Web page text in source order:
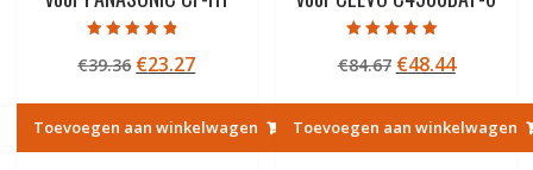
4.50
uit 5
€39.36 Oorspronkelijke
was:
€39.36.
€23.27Huidige
is:
€23.27.
Toevoegen aan winkelwagen
5.00
uit 5
€84.67
was:
€84.67.
€48.44Huidige
is:
€48.44.
Toevoegen aan winkelwagen